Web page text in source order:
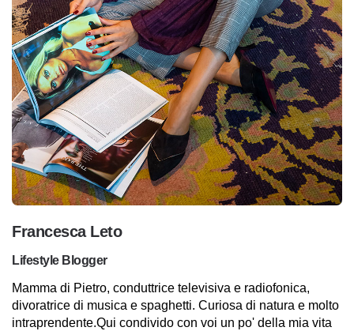
Francesca Leto
Lifestyle Blogger
Mamma di Pietro, conduttrice televisiva e radiofonica,
divoratrice di musica e spaghetti. Curiosa di natura e molto
intraprendente.Qui condivido con voi un po' della mia vita